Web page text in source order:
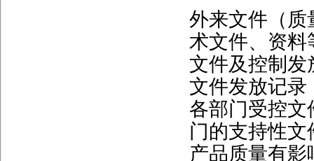
外来文件（质
术文件、资料
文件及控制发
文件发放记录
各部门受控文
门的支持性
产品质量有